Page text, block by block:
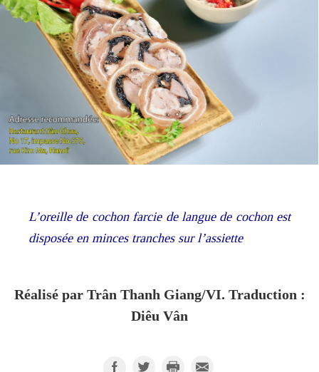
L’oreille de cochon farcie de langue de cochon est
disposée en minces tranches sur l’assiette
Réalisé par Trân Thanh Giang/VI. Traduction :
Diêu Vân